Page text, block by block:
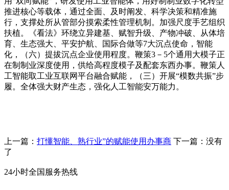
推进核心等载体，通过全面、及时阐发、科学决策和精准施
行，支撑处所从管部分摸索柔性管理机制。加强尺度手艺组织
扶植。《看法》环绕立异建基、赋智升级、产物冲破、从体培
育、生态强大、平安护航、国际合做等7大沉点使命，智能
化，（六）提拔沉点企业使用程度。鞭策3－5个通用大模子正
在制制业深度使用，供给高程度模子及配套东西办事。鞭策人
工智能取工业互联网平台融合赋能，（三）开展“模数共振”步
履。全体强大财产生态，强化人工智能安万能力。
上一篇： 打懂智能、熟行业”的赋能使用办事商 下一篇：没有
了
24小时全国服务热线